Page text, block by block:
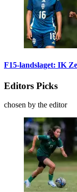
F15-landslaget: IK
Editors Picks
chosen by the editor